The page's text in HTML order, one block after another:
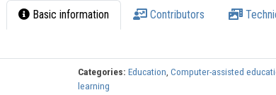
Basic information Contributors
Categories: Education,Computer-assisted
learning